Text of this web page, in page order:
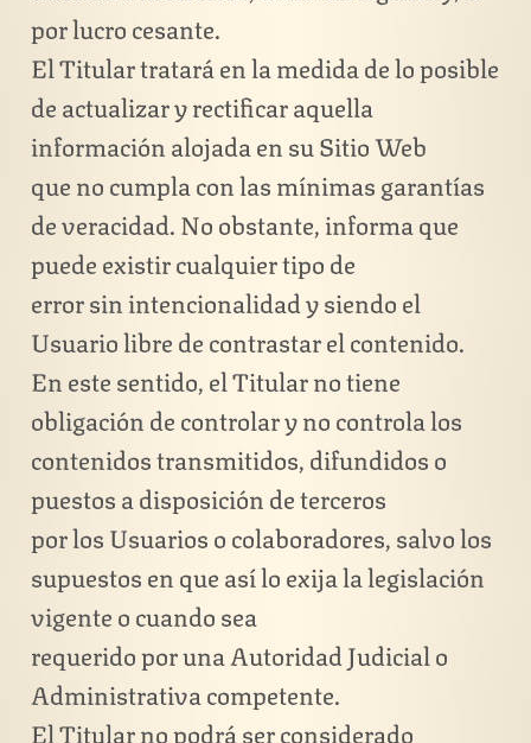
por lucro cesante.
El Titular tratará en la medida de lo posible
de actualizar y rectificar aquella
información alojada en su Sitio Web
que no cumpla con las mínimas garantías
de veracidad. No obstante, informa que
puede existir cualquier tipo de
error sin intencionalidad y siendo el
Usuario libre de contrastar el contenido.
En este sentido, el Titular no tiene
obligación de controlar y no controla los
contenidos transmitidos, difundidos o
puestos a disposición de terceros
por los Usuarios o colaboradores, salvo los
supuestos en que así lo exija la legislación
vigente o cuando sea
requerido por una Autoridad Judicial o
Administrativa competente.
El Titular no podrá ser considerado